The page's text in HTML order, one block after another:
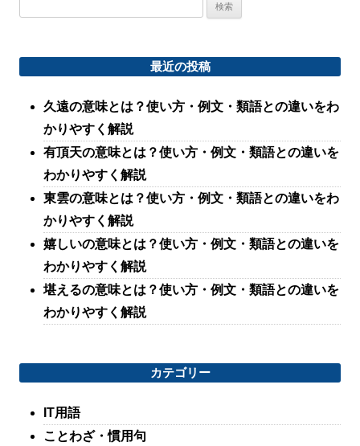
最近の投稿
久遠の意味とは？使い方・例文・類語との違いをわ
かりやすく解説
有頂天の意味とは？使い方・例文・類語との違いを
わかりやすく解説
東雲の意味とは？使い方・例文・類語との違いをわ
かりやすく解説
嬉しいの意味とは？使い方・例文・類語との違いを
わかりやすく解説
堪えるの意味とは？使い方・例文・類語との違いを
わかりやすく解説
カテゴリー
IT用語
ことわざ・慣用句